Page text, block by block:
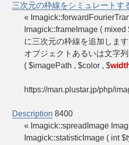
三次元の枠線をシミュレートす
«
Imagick::frameImage (
に三次元の枠線を追加します
オブジェクトあるいは文字列
( $imagePath , $color , $
https://man.plustar.jp/php/
Description 8400
« Imagick::spreadImage
Imagick::statisticImage ( int